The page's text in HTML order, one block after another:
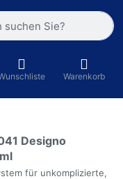
Suchbegriff ein.
Warenkorb
Designo
für unkomplizierte,